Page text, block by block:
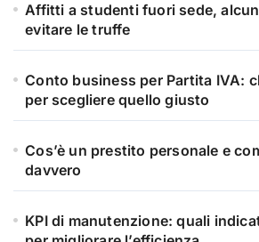
Affitti a studenti fuori sede,
evitare le truffe
Conto business per Partita IVA:
per scegliere quello giusto
Cos’è un prestito personale e
davvero
KPI di manutenzione: quali